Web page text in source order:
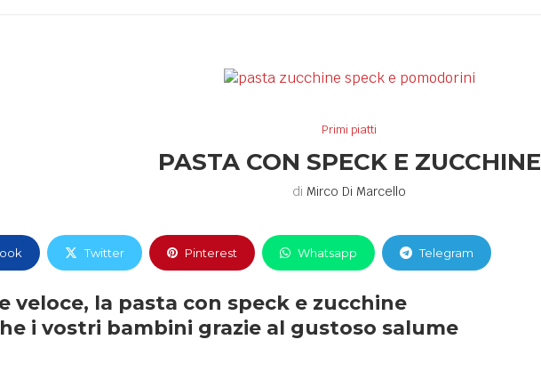
Primi piatti
PASTA CON SPECK E ZUCCHINE
di Mirco Di Marcello
Twitter Pinterest Whatsapp Telegram
veloce, la pasta con speck e zucchine
i vostri bambini grazie al gustoso salume